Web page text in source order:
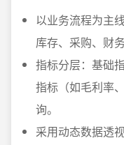
以业务流程为主
库存、采购、财
指标分层：基础
指标（如毛利率
询。
采用动态数据透